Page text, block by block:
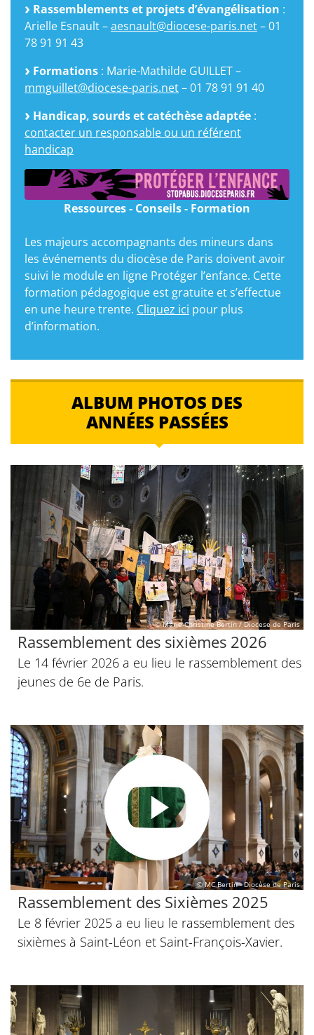
Rassemblements et projets d’évangélisation :
Arielle Esnault –aesnault@diocese-paris.net– 01
78 91 91 43
Formations : Marie-Mathilde GUILLET –
mmguillet@diocese-paris.net– 01 78 91 91 40
Handicap, sourds et catéchèse adaptée :
contacter un responsable ou un référent
handicap
Ressources - Conseils - Formation
Les majeurs accompagnants des mineurs dans
les événements du diocèse de Paris doivent avoir
suivi le module en ligne Protéger l’enfance. Cette
formation pédagogique est gratuite et s’effectue
en une heure trente. Cliquez ici pour plus
d’information.
ALBUM PHOTOS DES
ANNÉES PASSÉES
© Marie-Christine Bertin / Diocese de Paris
Rassemblement des sixièmes 2026
Le 14 février 2026 a eu lieu le rassemblement des
jeunes de 6e de Paris.
© MC Bertin - Diocèse de Paris
Rassemblement des Sixièmes 2025
Le 8 février 2025 a eu lieu le rassemblement des
sixièmes à Saint-Léon et Saint-François-Xavier.